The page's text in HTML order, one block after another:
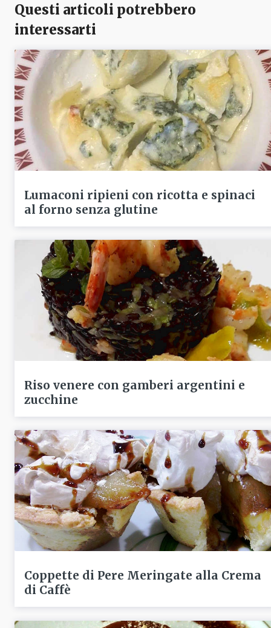
Questi articoli potrebbero
interessarti
Lumaconi ripieni con ricotta e spinaci
al forno senza glutine
Riso venere con gamberi argentini e
zucchine
Coppette di Pere Meringate alla Crema
di Caffè